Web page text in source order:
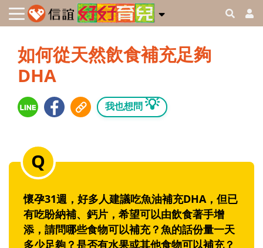
如何從天然飲食補充足夠
DHA
我也想問 💡
懷孕31週，好多人建議吃魚油補充DHA，但已
有吃盼納補、鈣片，希望可以由飲食著手增
添，請問哪些食物可以補充？魚的話份量一天
多少足夠？是否有水果或其他食物可以補充？